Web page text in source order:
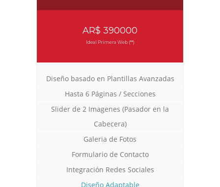
AR$ 390000
Ideal Primera Web (**)
Diseño basado en Plantillas Avanzadas
Hasta 6 Páginas / Secciones
Slider de 2 Imagenes (Pasador en la
Cabecera)
Galeria de Fotos
Formulario de Contacto
Integración Redes Sociales
Diseño Adaptable